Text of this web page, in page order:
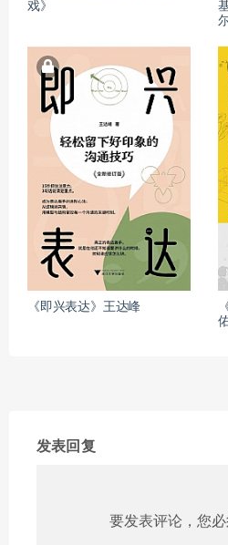
戏》
《即兴表达》王达峰
发表回复
要发表评论，您